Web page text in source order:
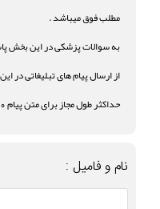
مطلب فوق میباشد .
به سوالات پزشکی در این بخش
از ارسال پیام های تبلیغاتی در
حداکثر طول مجاز برای متن پیام 500 کاراکتر است .
نام و فامیل :